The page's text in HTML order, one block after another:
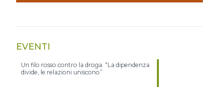
EVENTI
Un filo rosso contro la droga. “La dipendenza
divide, le relazioni uniscono”